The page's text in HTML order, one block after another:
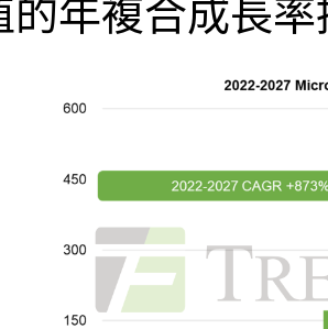
的年複合成長率